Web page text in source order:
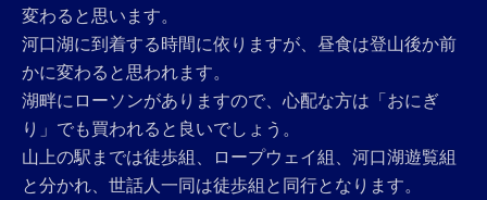
変わると思います。
河口湖に到着する時間に依りますが、昼食は登山後か前
かに変わると思われます。
湖畔にローソンがありますので、心配な方は「おにぎ
り」でも買われると良いでしょう。
山上の駅までは徒歩組、ロープウェイ組、河口湖遊覧組
と分かれ、世話人一同は徒歩組と同行となります。